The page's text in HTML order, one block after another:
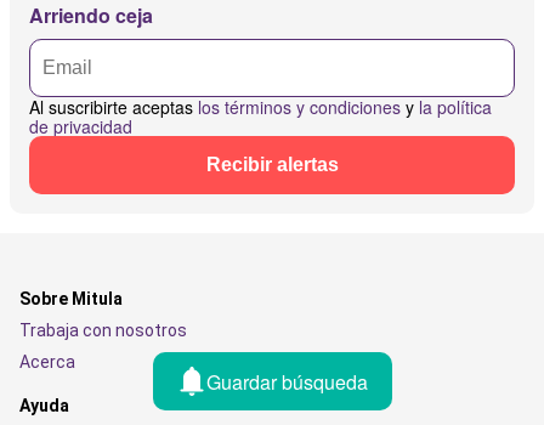
Arriendo ceja
Al suscribirte aceptas los términos y condiciones y la política
de privacidad
Recibir alertas
Guardar búsqueda
Sobre Mitula
Trabaja con nosotros
Acerca
Ayuda